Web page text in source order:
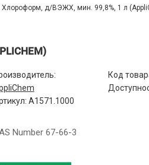
Хлороформ, д/ВЭЖХ, мин. 99,8%, 1 л
Код
A1571.1000
Number 67-66-3